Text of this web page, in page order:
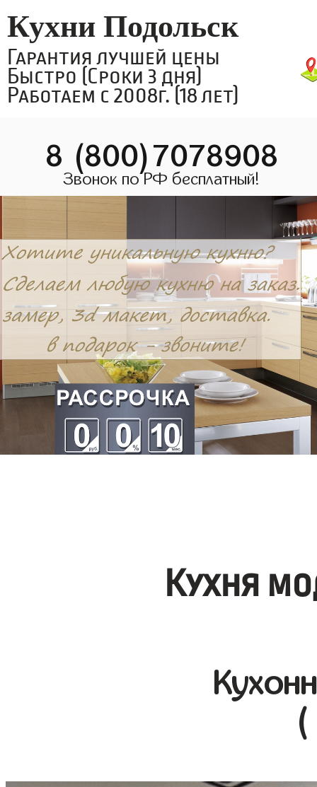
Кухни Подольск
Гарантия лучшей цены
Быстро (Сроки 3 дня)
Работаем с 2008г. (18 лет)
8 (800)7078908
Звонок по РФ бесплатный!
Кухня
(